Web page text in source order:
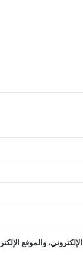
والموقع